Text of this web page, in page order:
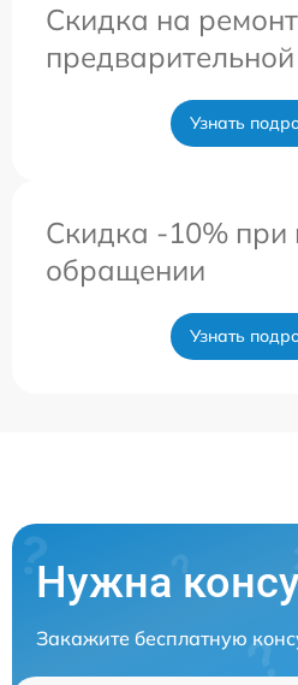
Скидка на
Узнать
Скидка -10% при
обращении
Узнать
Нужна
Закажите бесплатную